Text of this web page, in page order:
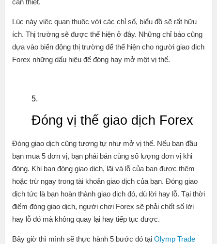
cần thiết.
Lúc này việc quan thuộc với các chỉ số, biểu đồ sẽ rất hữu
ích. Thị trường sẽ được thể hiện ở đây. Những chỉ báo cũng
dựa vào biến động thị trường để thể hiện cho người giao dịch
Forex những dấu hiệu để đóng hay mở một vị thế.
Đóng vị thế giao dịch Forex
Đóng giao dịch cũng tương tự như mở vị thế. Nếu ban đầu
bạn mua 5 đơn vị, bạn phải bán cùng số lượng đơn vị khi
đóng. Khi bạn đóng giao dịch, lãi và lỗ của bạn được thêm
hoặc trừ ngay trong tài khoản giao dịch của bạn. Đóng giao
dịch tức là bạn hoàn thành giao dịch đó, dù lời hay lỗ. Tại thời
điểm đóng giao dịch, người chơi Forex sẽ phải chốt số lời
hay lỗ đó mà không quay lại hay tiếp tục được.
Bây giờ thì mình sẽ thực hành 5 bước đó tại Olymp Trade